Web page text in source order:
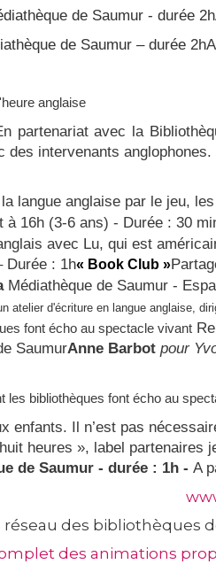
de Saumur - durée 2h
de Saumur – durée 2h
anglaise
partenariat avec la
des intervenants
langue anglaise par le jeu,
à 16h (3-6 ans) - Durée : 30
avec Lu, qui est
Durée : 1h« Book Club »
Médiathèque de Saumur -
atelier d'écriture en langue anglaise,
font écho au spectacle vivant
SaumurAnne Barbot pour
les bibliothèques font écho au
enfants. Il n’est pas
heures », label
de Saumur - durée : 1h - A
réseau des bibliothèques
des animations